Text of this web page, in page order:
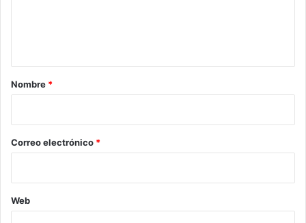
r
*
Nombre *
Correo electrónico *
Web